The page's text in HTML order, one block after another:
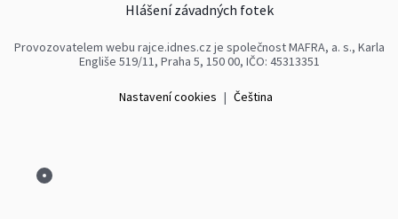
Hlášení závadných fotek
Provozovatelem webu rajce.idnes.cz je společnost MAFRA, a. s., Karla
Engliše 519/11, Praha 5, 150 00, IČO: 45313351
Nastavení cookies | Čeština